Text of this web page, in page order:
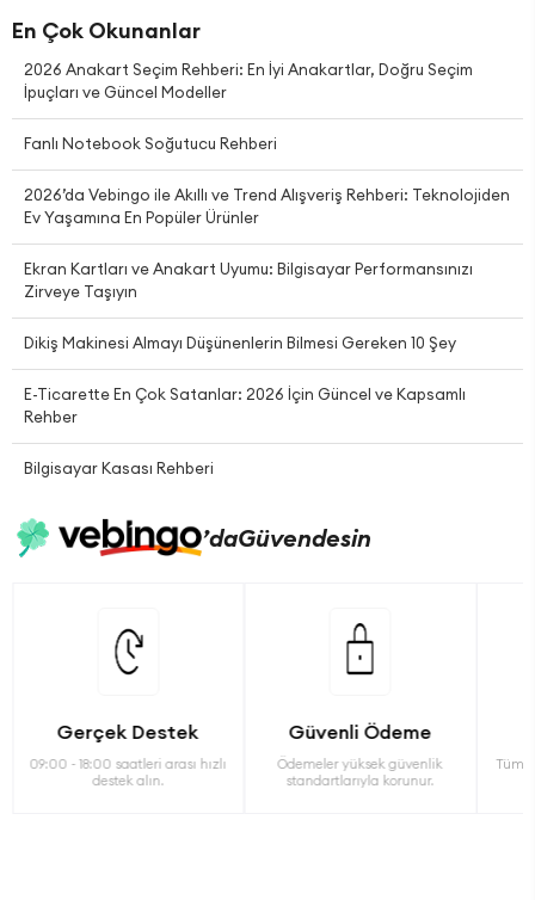
En Çok Okunanlar
2026 Anakart Seçim Rehberi: En İyi Anakartlar, Doğru Seçim
İpuçları ve Güncel Modeller
Fanlı Notebook Soğutucu Rehberi
2026’da Vebingo ile Akıllı ve Trend Alışveriş Rehberi: Teknolojiden
Ev Yaşamına En Popüler Ürünler
Ekran Kartları ve Anakart Uyumu: Bilgisayar Performansınızı
Zirveye Taşıyın
Dikiş Makinesi Almayı Düşünenlerin Bilmesi Gereken 10 Şey
E-Ticarette En Çok Satanlar: 2026 İçin Güncel ve Kapsamlı
Rehber
Bilgisayar Kasası Rehberi
’daGüvendesin
Gerçek Destek
09:00 - 18:00 saatleri arası hızlı
destek alın.
Güvenli Ödeme
Ödemeler yüksek güvenlik
standartlarıyla korunur.
Tüm